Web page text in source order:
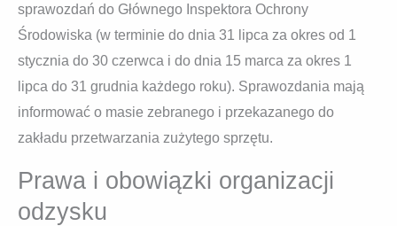
sprawozdań do Głównego Inspektora Ochrony
Środowiska (w terminie do dnia 31 lipca za okres od 1
stycznia do 30 czerwca i do dnia 15 marca za okres 1
lipca do 31 grudnia każdego roku). Sprawozdania mają
informować o masie zebranego i przekazanego do
zakładu przetwarzania zużytego sprzętu.
Prawa i obowiązki organizacji
odzysku